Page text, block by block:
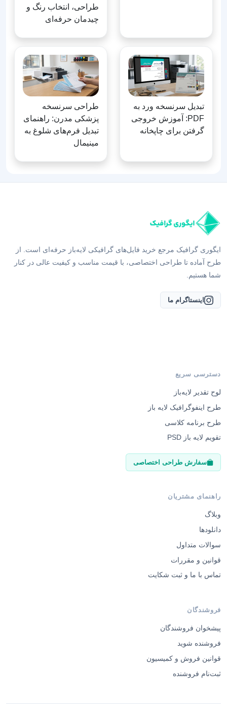
طراحی، انتخاب رنگ و
چیدمان حرفه‌ای
تبدیل سرنسخه ورد به
PDF: آموزش خروجی
گرفتن برای چاپخانه
طراحی سرنسخه
پزشکی مدرن: راهنمای
تبدیل فرم‌های شلوغ به
مینیمال
ایگوری گرافیک مرجع خرید فایل‌های گرافیکی لایه‌باز حرفه‌ای است. از
طرح آماده تا طراحی اختصاصی، با قیمت مناسب و کیفیت عالی در کنار
شما هستیم.
اینستاگرام ما
دسترسی سریع
لوح تقدیر لایه‌باز
طرح اینفوگرافیک لایه باز
طرح برنامه کلاسی
تقویم لایه باز PSD
سفارش طراحی اختصاصی
راهنمای مشتریان
وبلاگ
دانلودها
سوالات متداول
قوانین و مقررات
تماس با ما و ثبت شکایت
فروشندگان
پیشخوان فروشندگان
فروشنده شوید
قوانین فروش و کمیسیون
ثبت‌نام فروشنده